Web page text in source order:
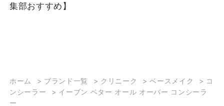
のピンクメイク】 こんに
ちは！大丸下関店クリニ
集部おすすめ】
ホーム > ブランド一覧 > クリニーク >ベースメイク > コ
ンシーラー
> イーブン ベター オール オーバー コンシーラ
ー